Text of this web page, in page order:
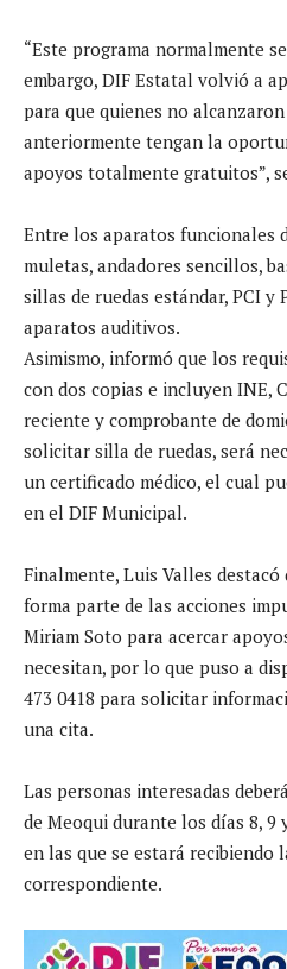
“Este programa normalmente
embargo, DIF Estatal volvió a
para que quienes no
anteriormente tengan la
apoyos totalmente gratuitos”,
Entre los aparatos funcionales
muletas, andadores sencillos,
sillas de ruedas estándar, PCI y
aparatos auditivos.
Asimismo, informó que los
con dos copias e incluyen INE,
reciente y comprobante de
solicitar silla de ruedas, será
un certificado médico, el cual
en el DIF Municipal.
Finalmente, Luis Valles
forma parte de las acciones
Miriam Soto para acercar
necesitan, por lo que puso a
473 0418 para solicitar
una cita.
Las personas interesadas
de Meoqui durante los días 8, 9
en las que se estará recibiendo
correspondiente.